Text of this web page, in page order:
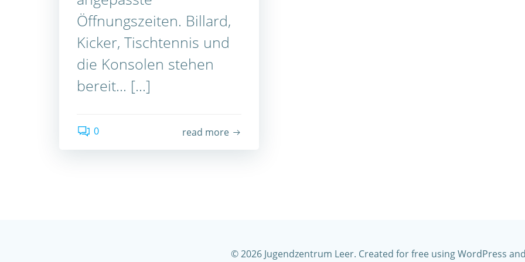
Öffnungszeiten. Billard,
Kicker, Tischtennis und
die Konsolen stehen
bereit… […]
0 read more
© 2026 Jugendzentrum Leer. Created for free using WordPress and